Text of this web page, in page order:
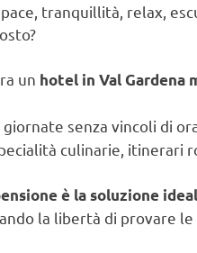
tranquillità, relax,
un hotel in Val Gardena
senza vincoli di
culinarie, itinerari
è la soluzione
la libertà di provare